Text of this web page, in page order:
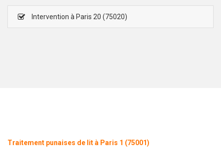
Intervention à Paris 20 (75020)
Traitement punaises de lit à Paris 1 (75001)